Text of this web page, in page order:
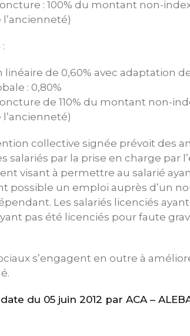
: 100% du montant non-
de 0,60% avec adaptation
: 0,80%
de 110% du montant non-
collective signée prévoit des
salariés par la prise en charge par
visant à permettre au salarié
possible un emploi auprès d’un
Les salariés licenciés
pas été licenciés pour faute
s’engagent en outre à
du 05 juin 2012 par ACA –